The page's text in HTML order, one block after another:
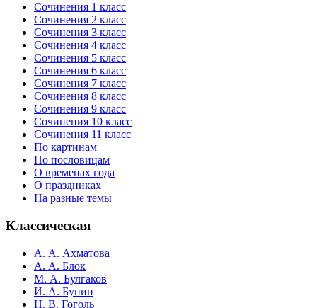
Сочинения 1 класс
Сочинения 2 класс
Сочинения 3 класс
Сочинения 4 класс
Сочинения 5 класс
Сочинения 6 класс
Сочинения 7 класс
Сочинения 8 класс
Сочинения 9 класс
Сочинения 10 класс
Сочинения 11 класс
По картинам
По пословицам
О временах года
О праздниках
На разные темы
Классическая
А. А. Ахматова
А. А. Блок
М. А. Булгаков
И. А. Бунин
Н. В. Гоголь